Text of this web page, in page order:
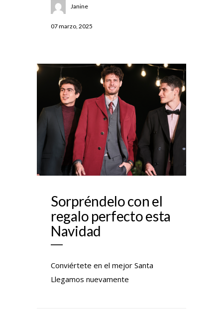
Janine
07 marzo, 2025
Sorpréndelo con el
regalo perfecto esta
Navidad
Conviértete en el mejor Santa
Llegamos nuevamente